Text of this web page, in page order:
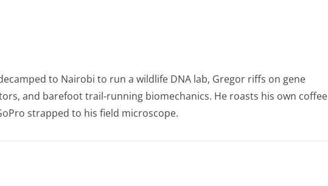
to Nairobi to run a wildlife DNA lab, Gregor riffs on gene
and barefoot trail-running biomechanics. He roasts his own coffee
strapped to his field microscope.